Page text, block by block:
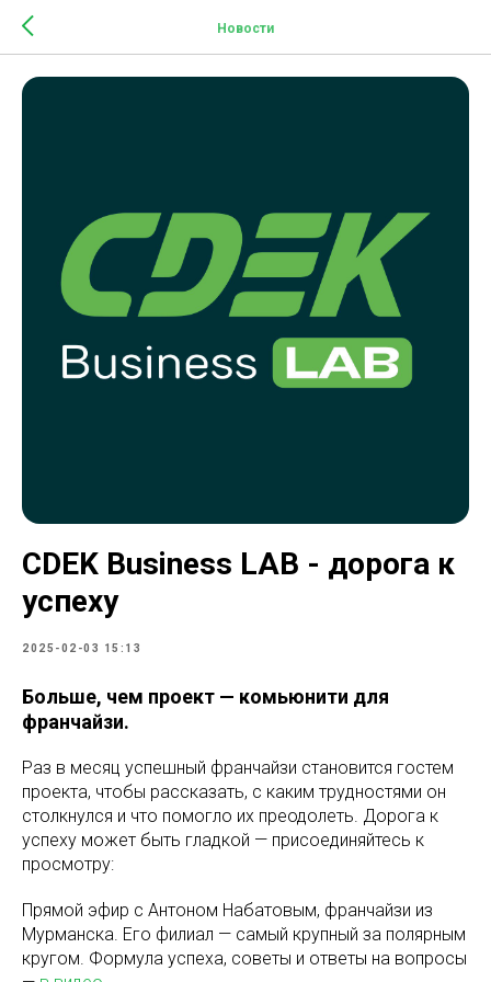
Новости
CDEK Business LAB - дорога к
успеху
2025-02-03 15:13
Больше, чем проект — комьюнити для
франчайзи.
Раз в месяц успешный франчайзи становится гостем
проекта, чтобы рассказать, с каким трудностями он
столкнулся и что помогло их преодолеть. Дорога к
успеху может быть гладкой — присоединяйтесь к
просмотру:
Прямой эфир с Антоном Набатовым, франчайзи из
Мурманска. Его филиал — самый крупный за полярным
кругом. Формула успеха, советы и ответы на вопросы